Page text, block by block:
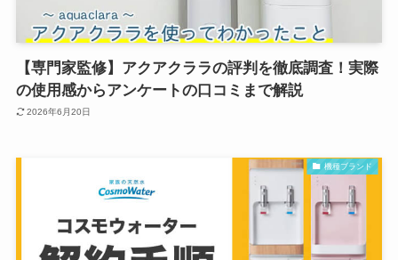
【専門家監修】アクアクララの評判を徹底調査！実際
の使用感からアンケートの口コミまで解説
2026年6月20日
機種ブランド